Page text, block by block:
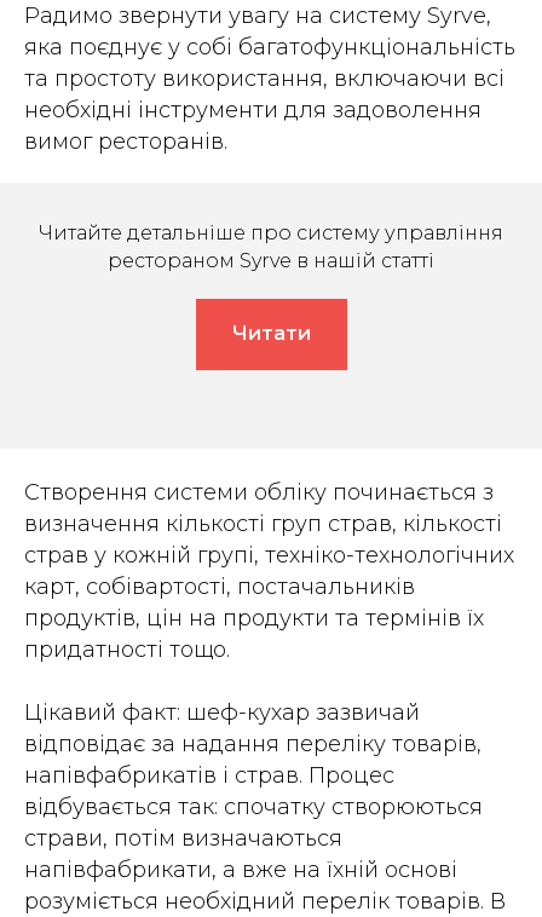
Радимо звернути увагу на систему Syrve,
яка поєднує у собі багатофункціональність
та простоту використання, включаючи всі
необхідні інструменти для задоволення
вимог ресторанів.
Читайте детальніше про систему управління
рестораном Syrve в нашій статті
Читати
Створення системи обліку починається з
визначення кількості груп страв, кількості
страв у кожній групі, техніко-технологічних
карт, собівартості, постачальників
продуктів, цін на продукти та термінів їх
придатності тощо.
Цікавий факт: шеф-кухар зазвичай
відповідає за надання переліку товарів,
напівфабрикатів і страв. Процес
відбувається так: спочатку створюються
страви, потім визначаються
напівфабрикати, а вже на їхній основі
розуміється необхідний перелік товарів. В